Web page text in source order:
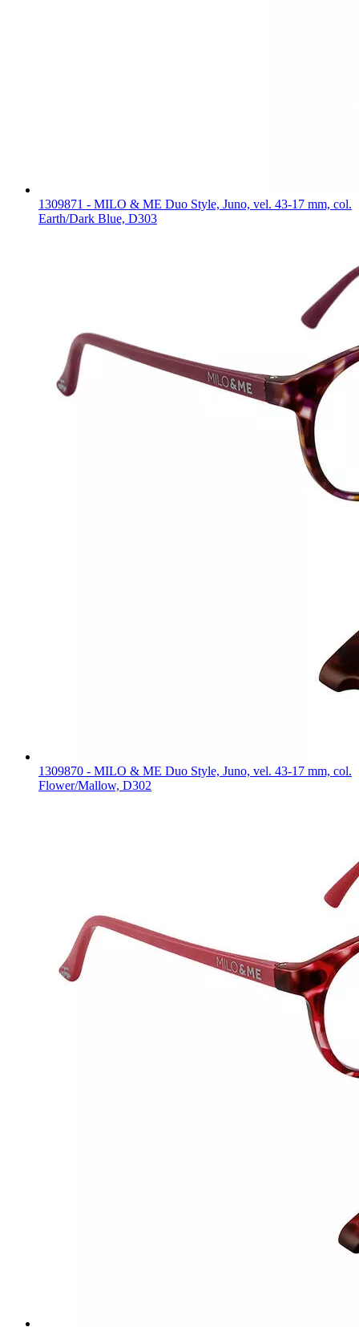
1309871 - MILO & ME Duo Style, Juno, vel. 43-17 mm, col.
Earth/Dark Blue, D303
1309870 - MILO & ME Duo Style, Juno, vel. 43-17 mm, col.
Flower/Mallow, D302